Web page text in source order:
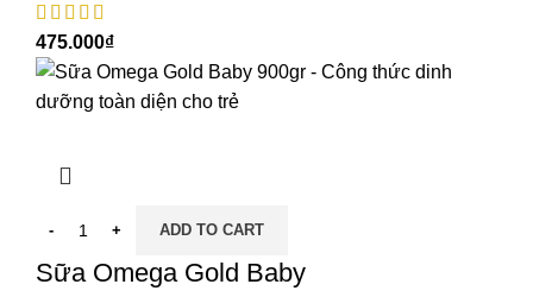
₫
ADD TO CART
Sữa Omega Gold Baby